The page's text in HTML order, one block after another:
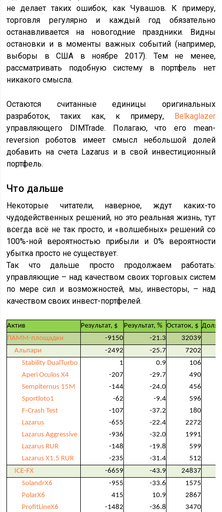
не делает таких ошибок, как Чувашов. К примеру,
торговля регулярно и каждый год обязательно
останавливается на новогодние праздники. Видны
остановки и в моменты важных событий (например,
выборы в США в ноябре 2017). Тем не менее,
рассматривать подобную систему в портфель нет
никакого смысла.
Остаются считанные единицы оригинальных
разработок, таких как, к примеру,
Belkaglazer
управляющего DIMTrade. Полагаю, что его mean-
reversion роботов имеет смысл небольшой долей
добавить на счета Lazarus и в свой инвестиционный
портфель.
Что дальше
Некоторые читатели, наверное, ждут каких-то
чудодейственных решений, но это реальная жизнь, тут
всегда всё не так просто, и «волшебных» решений со
100%-ной вероятностью прибыли и 0% вероятности
убытка просто не существует.
Так что дальше просто продолжаем работать:
управляющие – над качеством своих торговых систем
по мере сил и возможностей, мы, инвесторы, – над
качеством своих инвест-портфелей.
Актив Результат, $ Результат, % Остаток, $ Доля,
ПАММ-площадки
-9150 -21.3
32039
Альпари
-2492 -25.7
7202
Stability DualTurbo
1 0.9
106
Aperi Oculos X4
-207 -29.7
490
Sempiternus 15M
-144 -24.0
456
Sportloto1
-62 -9.4
596
F-Crash Test
-107 -37.2
180
Lazarus
-655 -22.4
2272
Lazarus Aggressive
-936 -32.0
1991
Lazarus RUR
-148 -19.8
599
Lazarus X1.5 RUR
-235 -31.4
512
ICE-FX
-6659 -43.9
24837
SolandrX6
-955 -33.6
1575
PolarX6
415 10.9
2867
ProfitLineX6
-1482 -36.8
3470